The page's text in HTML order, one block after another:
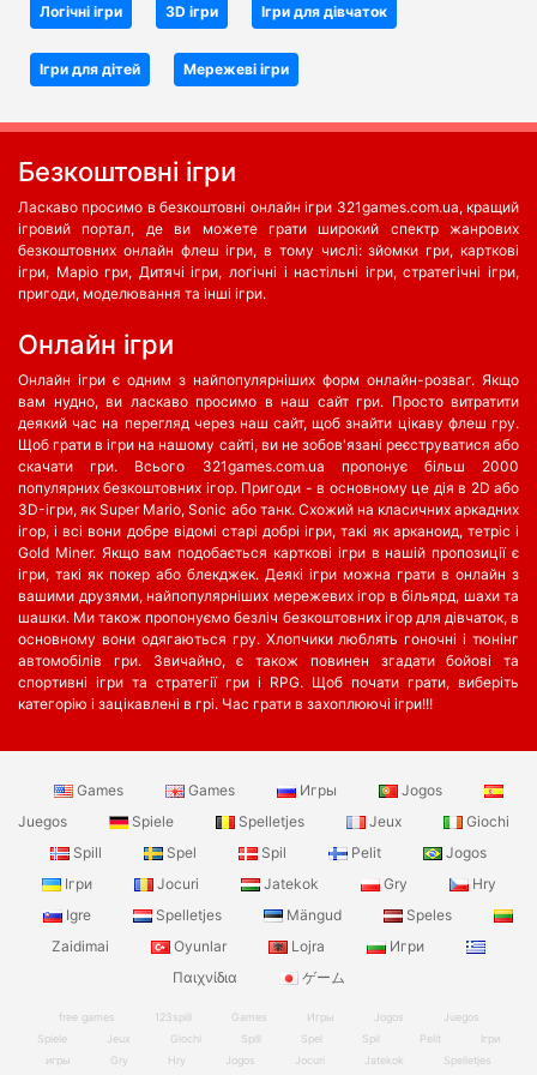
Логічні ігри 3D ігри Ігри для дівчаток
Ігри для дітей Мережеві ігри
Безкоштовні ігри
Ласкаво просимо в безкоштовні онлайн ігри 321games.com.ua, кращий
ігровий портал, де ви можете грати широкий спектр жанрових
безкоштовних онлайн флеш ігри, в тому числі: зйомки гри, карткові
ігри, Маріо гри, Дитячі ігри, логічні і настільні ігри, стратегічні ігри,
пригоди, моделювання та інші ігри.
Oнлайн ігри
Онлайн ігри є одним з найпопулярніших форм онлайн-розваг. Якщо
вам нудно, ви ласкаво просимо в наш сайт гри. Просто витратити
деякий час на перегляд через наш сайт, щоб знайти цікаву флеш гру.
Щоб грати в ігри на нашому сайті, ви не зобов'язані реєструватися або
скачати гри. Всього 321games.com.ua пропонує більш 2000
популярних безкоштовних ігор. Пригоди - в основному це дія в 2D або
3D-ігри, як Super Mario, Sonic або танк. Схожий на класичних аркадних
ігор, і всі вони добре відомі старі добрі ігри, такі як арканоид, тетріс і
Gold Miner. Якщо вам подобається карткові ігри в нашій пропозиції є
ігри, такі як покер або блекджек. Деякі ігри можна грати в онлайн з
вашими друзями, найпопулярніших мережевих ігор в більярд, шахи та
шашки. Ми також пропонуємо безліч безкоштовних ігор для дівчаток, в
основному вони одягаються гру. Хлопчики люблять гоночні і тюнінг
автомобілів гри. Звичайно, є також повинен згадати бойові та
спортивні ігри та стратегії гри і RPG. Щоб почати грати, виберіть
категорію і зацікавлені в грі. Час грати в захоплюючі ігри!!!
Games Games Игры
Jogos
Juegos
Spiele Spelletjes Jeux
Giochi
Spill
Spel Spil Pelit
Jogos
Ігри
Jocuri Jatekok Gry
Hry
Igre
Spelletjes Mängud
Speles
Zaidimai
Oyunlar Lojra
Игри
Παιχνίδια
ゲーム
free games 123spill Games Игры Jogos
Juegos
Spiele
Jeux Giochi Spill Spel Spil Pelit
Ігри
игры
Gry Hry Jogos Jocuri Jatekok Spelletjes